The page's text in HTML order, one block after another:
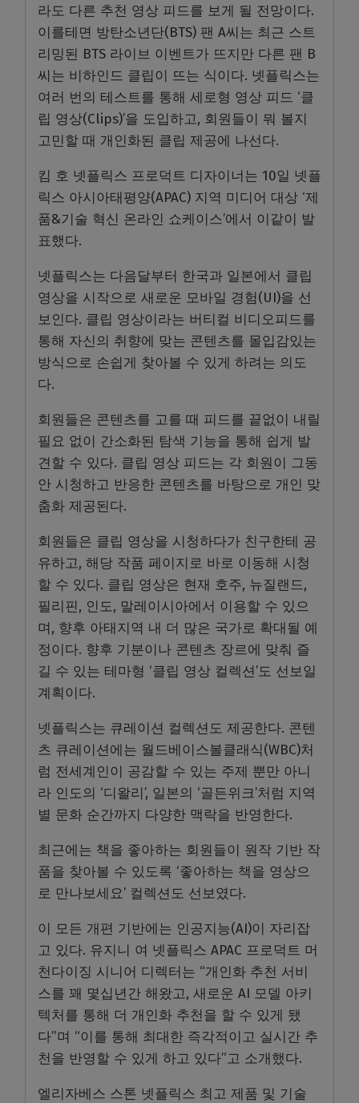
라도 다른 추천 영상 피드를 보게 될 전망이다.
이를테면 방탄소년단(BTS) 팬 A씨는 최근 스트
리밍된 BTS 라이브 이벤트가 뜨지만 다른 팬 B
씨는 비하인드 클립이 뜨는 식이다. 넷플릭스는
여러 번의 테스트를 통해 세로형 영상 피드 ‘클
립 영상(Clips)’을 도입하고, 회원들이 뭐 볼지
고민할 때 개인화된 클립 제공에 나선다.
킴 호 넷플릭스 프로덕트 디자이너는 10일 넷플
릭스 아시아태평양(APAC) 지역 미디어 대상 ‘제
품&기술 혁신 온라인 쇼케이스’에서 이같이 발
표했다.
넷플릭스는 다음달부터 한국과 일본에서 클립
영상을 시작으로 새로운 모바일 경험(UI)을 선
보인다. 클립 영상이라는 버티컬 비디오피드를
통해 자신의 취향에 맞는 콘텐츠를 몰입감있는
방식으로 손쉽게 찾아볼 수 있게 하려는 의도
다.
회원들은 콘텐츠를 고를 때 피드를 끝없이 내릴
필요 없이 간소화된 탐색 기능을 통해 쉽게 발
견할 수 있다. 클립 영상 피드는 각 회원이 그동
안 시청하고 반응한 콘텐츠를 바탕으로 개인 맞
춤화 제공된다.
회원들은 클립 영상을 시청하다가 친구한테 공
유하고, 해당 작품 페이지로 바로 이동해 시청
할 수 있다. 클립 영상은 현재 호주, 뉴질랜드,
필리핀, 인도, 말레이시아에서 이용할 수 있으
며, 향후 아태지역 내 더 많은 국가로 확대될 예
정이다. 향후 기분이나 콘텐츠 장르에 맞춰 즐
길 수 있는 테마형 ‘클립 영상 컬렉션’도 선보일
계획이다.
넷플릭스는 큐레이션 컬렉션도 제공한다. 콘텐
츠 큐레이션에는 월드베이스볼클래식(WBC)처
럼 전세계인이 공감할 수 있는 주제 뿐만 아니
라 인도의 ‘디왈리’, 일본의 ‘골든위크’처럼 지역
별 문화 순간까지 다양한 맥락을 반영한다.
최근에는 책을 좋아하는 회원들이 원작 기반 작
품을 찾아볼 수 있도록 ‘좋아하는 책을 영상으
로 만나보세요’ 컬렉션도 선보였다.
이 모든 개편 기반에는 인공지능(AI)이 자리잡
고 있다. 유지니 여 넷플릭스 APAC 프로덕트 머
천다이징 시니어 디렉터는 “개인화 추천 서비
스를 꽤 몇십년간 해왔고, 새로운 AI 모델 아키
텍처를 통해 더 개인화 추천을 할 수 있게 됐
다”며 “이를 통해 최대한 즉각적이고 실시간 추
천을 반영할 수 있게 하고 있다”고 소개했다.
엘리자베스 스톤 넷플릭스 최고 제품 및 기술